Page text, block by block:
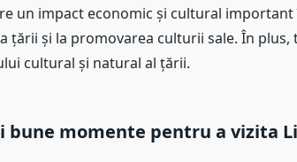
un impact economic și cultural
țării și la promovarea culturii sale. În
cultural și natural al țării.
bune momente pentru a vizita